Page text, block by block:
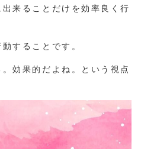
来ることだけを効率良く行
することです。
効果的だよね。という視点